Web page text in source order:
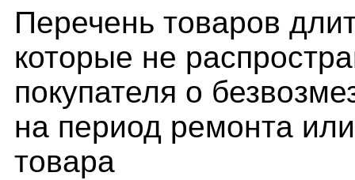
Перечень товаров
которые не
покупателя о
на период ремонта
товара